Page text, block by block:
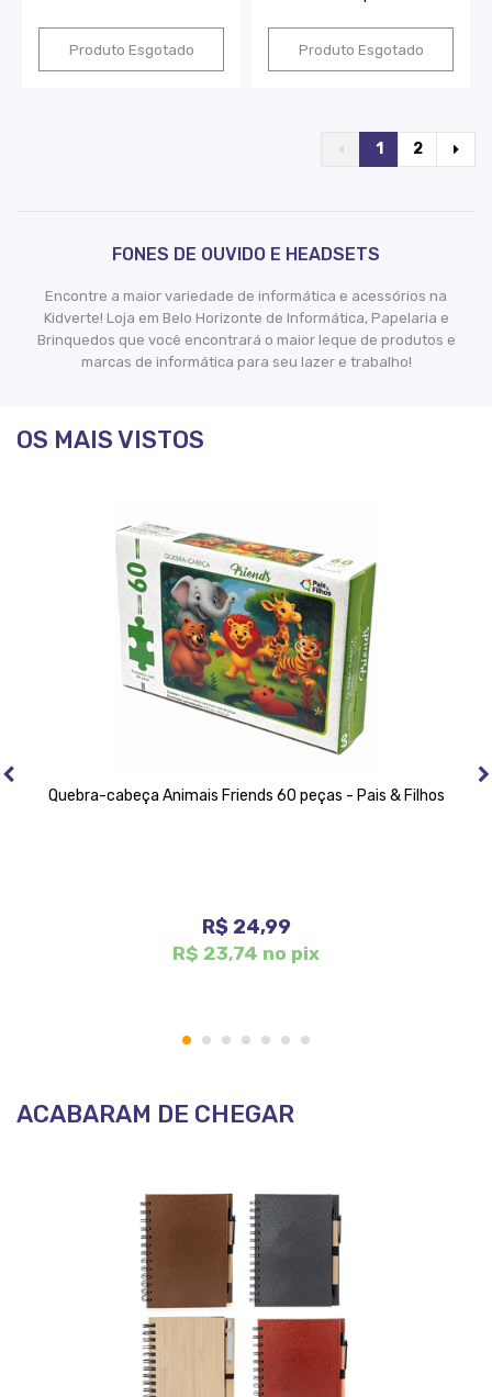
Produto Esgotado Produto Esgotado
1 2
FONES DE OUVIDO E HEADSETS
Encontre a maior variedade de informática e acessórios na
Kidverte! Loja em Belo Horizonte de Informática, Papelaria e
Brinquedos que você encontrará o maior leque de produtos e
marcas de informática para seu lazer e trabalho!
OS MAIS VISTOS
Quebra-cabeça Animais Friends 60 peças - Pais & Filhos
R$ 24,99
R$ 23,74 no pix
1 2 3 4 5 6 7
ACABARAM DE CHEGAR